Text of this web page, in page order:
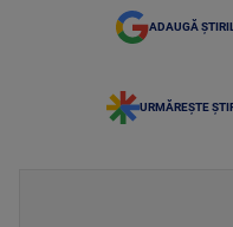
ADAUGĂ
URMĂREȘTE